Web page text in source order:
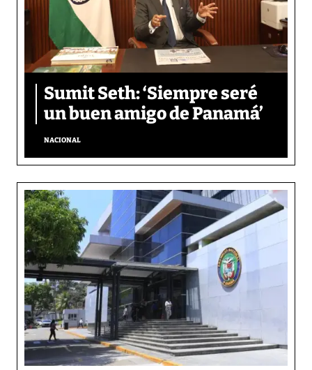
Sumit Seth: ‘Siempre seré
un buen amigo de Panamá’
NACIONAL